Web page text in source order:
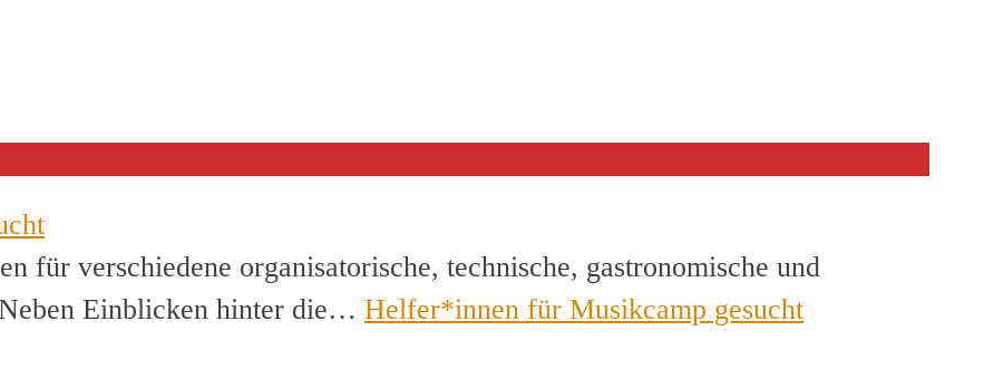
für verschiedene organisatorische, technische, gastronomische und
Einblicken hinter die… Helfer*innen für Musikcamp gesucht